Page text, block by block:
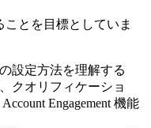
とを目標としていま
設定方法を理解する
クオリフィケーショ
Engagement 機能